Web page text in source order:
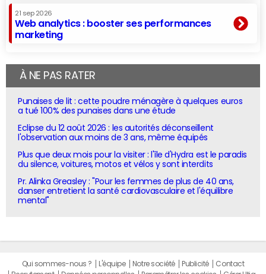
21 sep 2026
Web analytics : booster ses performances
marketing
À NE PAS RATER
Punaises de lit : cette poudre ménagère à quelques euros
a tué 100% des punaises dans une étude
Eclipse du 12 août 2026 : les autorités déconseillent
l'observation aux moins de 3 ans, même équipés
Plus que deux mois pour la visiter : l'île d'Hydra est le paradis
du silence, voitures, motos et vélos y sont interdits
Pr. Alinka Greasley : "Pour les femmes de plus de 40 ans,
danser entretient la santé cardiovasculaire et l'équilibre
mental"
Qui sommes-nous ? L'équipe Notre société Publicité
Contact